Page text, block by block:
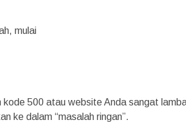
mulai
kode 500 atau website Anda sangat
ke dalam “masalah ringan”.